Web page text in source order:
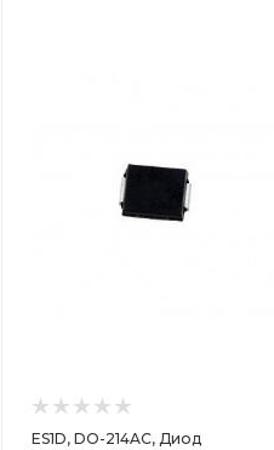
ES1D, DO-214AC, Диод